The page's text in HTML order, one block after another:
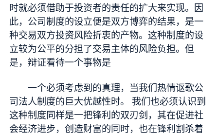
时就必须借助于投资者的责任的扩大来实现。因
此，公司制度的设立便是双方博弈的结果，是一
种交易双方投资风险折衷的产物。这种制度的设
立较为公平的分担了交易主体的风险负担。但
是，辩证看待一个事物是
一个必须考虑到的真理，当我们热情讴歌公
司法人制度的巨大优越性时。 我们也必须认识到
这种制度同样是一把锋利的双刃剑，其在促进社
会经济进步，创造财富的同时，也在锋利割杀着